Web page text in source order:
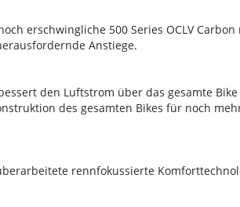
erschwingliche 500 Series OCLV
Anstiege.
den Luftstrom über das gesamte
des gesamten Bikes für noch
rennfokussierte